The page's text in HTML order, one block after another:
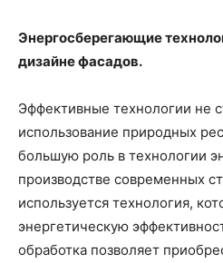
Энергосберегающие
дизайне фасадов.
Эффективные технологии не
использование природных
большую роль в технологии
производстве современных
используется технология,
энергетическую
обработка позволяет